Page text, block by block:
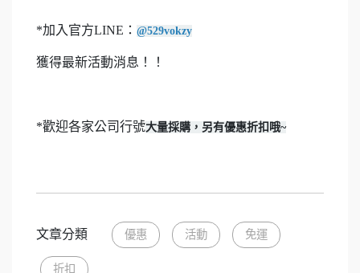
*加入官方LINE： @529vokzy
獲得最新活動消息！！
*歡迎各家公司行號大量採購，另有優惠折扣哦~
文章分類 優惠 活動 免運
折扣